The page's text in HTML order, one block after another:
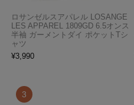
ロサンゼルスアパレル LOSANGE
LES APPAREL 1809GD 6.5オンス
半袖 ガーメントダイ ポケットTシ
ャツ
¥3,990